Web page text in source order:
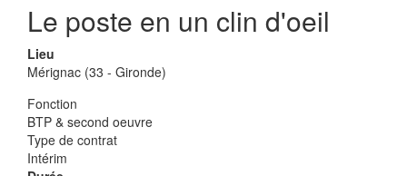
Le poste en un clin d'oeil
Lieu
Mérignac (33 - Gironde)
Fonction
BTP & second oeuvre
Type de contrat
Intérim